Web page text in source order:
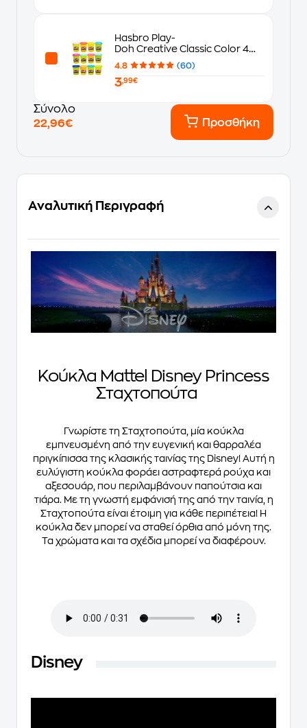
Hasbro Play-
Doh Creative Classic Color 4
Σχέδια - Τυχαία Επιλογή
4.8 (60)
3,99€
Σύνολο
22,96€
Προσθήκη
Αναλυτική Περιγραφή
Κούκλα Mattel Disney Princess
Σταχτοπούτα
Γνωρίστε τη Σταχτοπούτα, μία κούκλα
εμπνευσμένη από την ευγενική και θαρραλέα
πριγκίπισσα της κλασικής ταινίας της Disney! Αυτή η
ευλύγιστη κούκλα φοράει αστραφτερά ρούχα και
αξεσουάρ, που περιλαμβάνουν παπούτσια και
τιάρα. Με τη γνωστή εμφάνισή της από την ταινία, η
Σταχτοπούτα είναι έτοιμη για κάθε περιπέτεια! Η
κούκλα δεν μπορεί να σταθεί όρθια από μόνη της.
Τα χρώματα και τα σχέδια μπορεί να διαφέρουν.
Disney